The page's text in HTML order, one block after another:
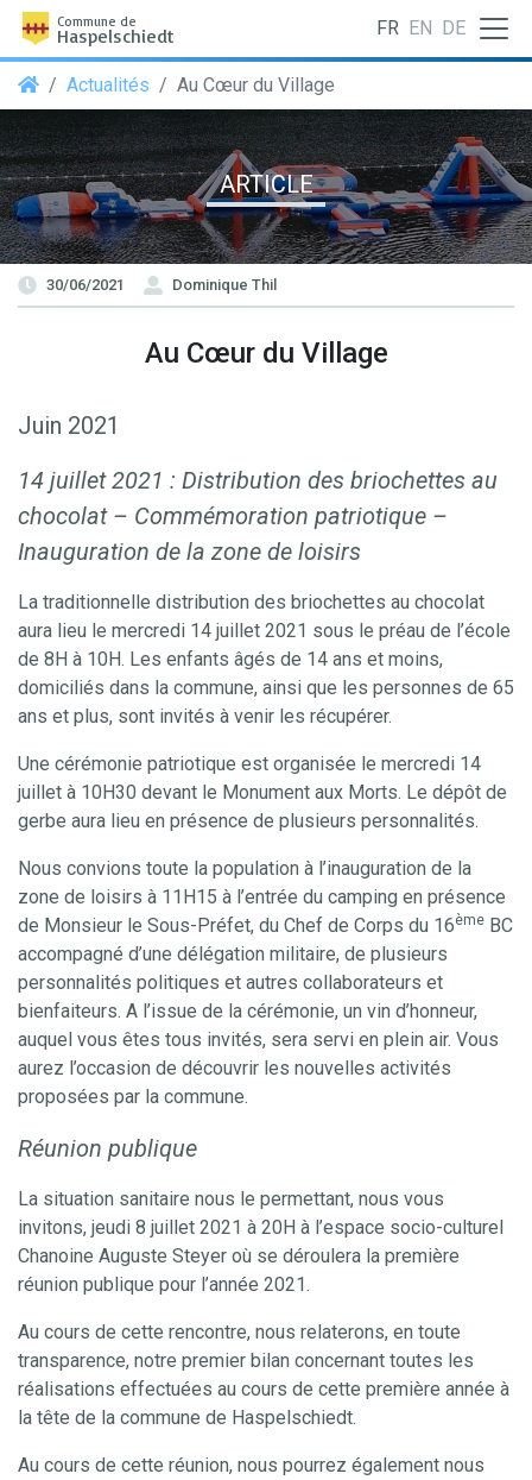
Commune de
Haspelschiedt FR EN DE
Actualités Au Cœur du Village
ARTICLE
30/06/2021 Dominique Thil
Au Cœur du Village
Juin 2021
14 juillet 2021 : Distribution des briochettes au
chocolat – Commémoration patriotique –
Inauguration de la zone de loisirs
La traditionnelle distribution des briochettes au chocolat
aura lieu le mercredi 14 juillet 2021 sous le préau de l’école
de 8H à 10H. Les enfants âgés de 14 ans et moins,
domiciliés dans la commune, ainsi que les personnes de 65
ans et plus, sont invités à venir les récupérer.
Une cérémonie patriotique est organisée le mercredi 14
juillet à 10H30 devant le Monument aux Morts. Le dépôt de
gerbe aura lieu en présence de plusieurs personnalités.
Nous convions toute la population à l’inauguration de la
zone de loisirs à 11H15 à l’entrée du camping en présence
de Monsieur le Sous-Préfet, du Chef de Corps du 16ème BC
accompagné d’une délégation militaire, de plusieurs
personnalités politiques et autres collaborateurs et
bienfaiteurs. A l’issue de la cérémonie, un vin d’honneur,
auquel vous êtes tous invités, sera servi en plein air. Vous
aurez l’occasion de découvrir les nouvelles activités
proposées par la commune.
Réunion publique
La situation sanitaire nous le permettant, nous vous
invitons, jeudi 8 juillet 2021 à 20H à l’espace socio-culturel
Chanoine Auguste Steyer où se déroulera la première
réunion publique pour l’année 2021.
Au cours de cette rencontre, nous relaterons, en toute
transparence, notre premier bilan concernant toutes les
réalisations effectuées au cours de cette première année à
la tête de la commune de Haspelschiedt.
Au cours de cette réunion, nous pourrez également nous